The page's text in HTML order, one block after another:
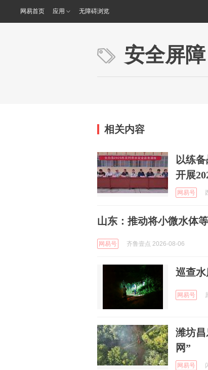
网易首页 应用 无障碍浏览
安全屏障
相关内容
以练
开展
网易号
山东：推动将小微水体
网易号 齐鲁壹点 2026-08-06
巡查
网易号
潍坊
网”
网易号